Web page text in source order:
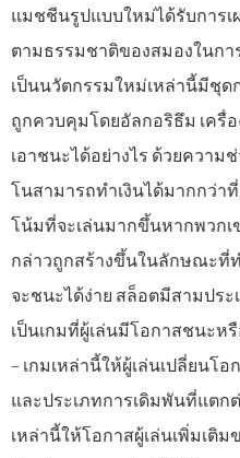
แมชชีนรูปแบบใหม่ได้รับการเ
ตามธรรมชาติของสมองในก
เป็นนวัตกรรมใหม่เหล่านี้มีชุ
ถูกควบคุมโดยอัลกอริธึม เครื่
เอาชนะได้อย่างไร ด้วยควา
โนสามารถทำเงินได้มากกว่า
โน้มที่จะเล่นมากขึ้นหากพวกเ
กล่าวถูกสร้างขึ้นในลักษณะที่
จะชนะได้ง่าย สล็อตมีสามปร
เป็นเกมที่ผู้เล่นมีโอกาสชนะห
– เกมเหล่านี้ให้ผู้เล่นเปลี่ยนโ
และประเภทการเดิมพันที่แตก
เหล่านี้ให้โอกาสผู้เล่นเพิ่มเติ